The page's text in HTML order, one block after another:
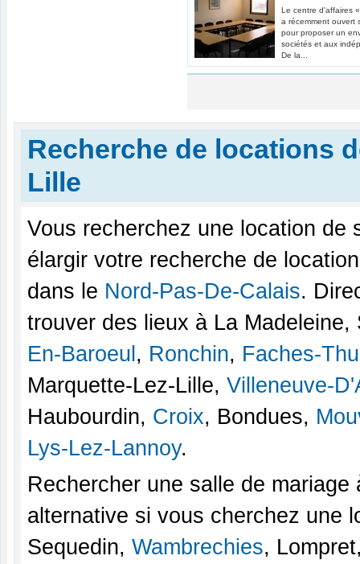
Le centre d'affaires
a récemment ouvert
pour proposer un
sociétés et aux
De la...
Recherche de locations
Lille
Vous recherchez une location de
élargir votre recherche de
dans le Nord-Pas-De-Calais.
trouver des lieux à La
En-Baroeul , Ronchin, Faches-
Marquette-Lez-Lille, Villeneuve-
Haubourdin, Croix, Bondues,
Lys-Lez-Lannoy.
Rechercher une salle de
alternative si vous cherchez une
Sequedin, Wambrechies,